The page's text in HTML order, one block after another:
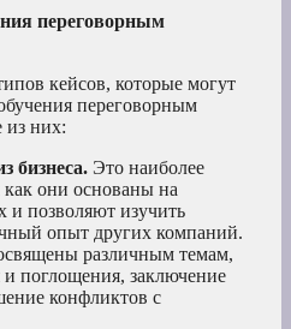
переговорным
кейсов, которые могут
переговорным
из них:
бизнеса. Это наиболее
они основаны на
и позволяют изучить
опыт других компаний.
различным темам,
поглощения, заключение
конфликтов с